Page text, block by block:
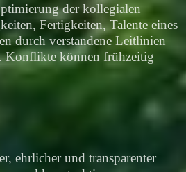
der kollegialen
Fertigkeiten, Talente eines
durch verstandene Leitlinien
Konflikte können frühzeitig
ehrlicher und transparenter